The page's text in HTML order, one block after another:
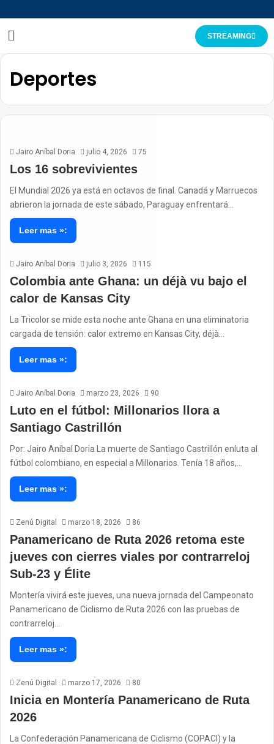
STREAMING
Deportes
Jairo Aníbal Doria julio 4, 2026 75
Los 16 sobrevivientes
El Mundial 2026 ya está en octavos de final. Canadá y Marruecos
abrieron la jornada de este sábado, Paraguay enfrentará…
Leer mas »:
Jairo Aníbal Doria julio 3, 2026 115
Colombia ante Ghana: un déjà vu bajo el
calor de Kansas City
La Tricolor se mide esta noche ante Ghana en una eliminatoria
cargada de tensión: calor extremo en Kansas City, déjà…
Leer mas »:
Jairo Aníbal Doria marzo 23, 2026 90
Luto en el fútbol: Millonarios llora a
Santiago Castrillón
Por: Jairo Aníbal Doria La muerte de Santiago Castrillón enluta al
fútbol colombiano, en especial a Millonarios. Tenía 18 años,…
Leer mas »:
Zenú Digital marzo 18, 2026 86
Panamericano de Ruta 2026 retoma este
jueves con cierres viales por contrarreloj
Sub-23 y Élite
Montería vivirá este jueves, una nueva jornada del Campeonato
Panamericano de Ciclismo de Ruta 2026 con las pruebas de
contrarreloj…
Leer mas »:
Zenú Digital marzo 17, 2026 80
Inicia en Montería Panamericano de Ruta
2026
La Confederación Panamericana de Ciclismo (COPACI) y la